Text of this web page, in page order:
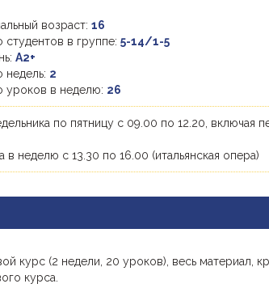
возраст:16
студентов в группе:5-14/1-5
A2+
недель: 2
уроков в неделю: 26
по пятницу с 09.00 по 12.20, включая
в неделю с 13.30 по 16.00 (итальянская опера)
курс (2 недели, 20 уроков), весь материал,
курса.